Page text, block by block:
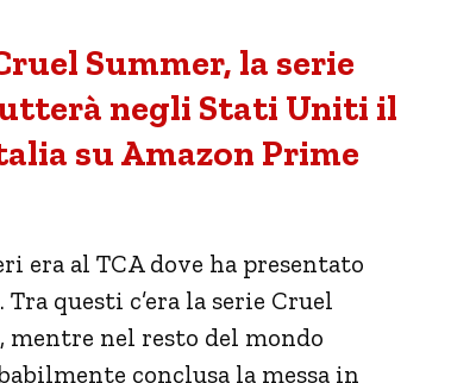
Summer, la serie
negli Stati Uniti il
su Amazon Prime
era al TCA dove ha presentato
questi c’era la serie Cruel
mentre nel resto del mondo
conclusa la messa in